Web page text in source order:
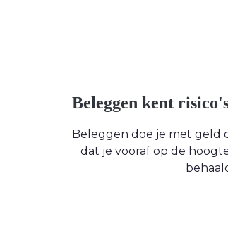
Beleggen kent
Beleggen doe je met geld
dat je vooraf op de